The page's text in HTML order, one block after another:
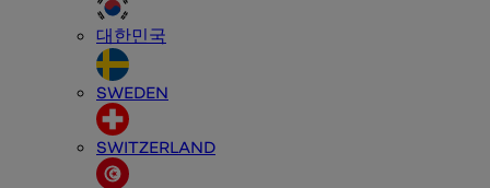
대한민국
SWEDEN
SWITZERLAND